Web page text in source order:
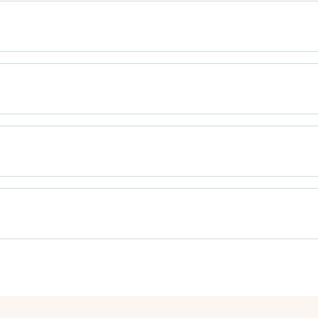
wypadaniu, pobudza krążenie krwi i stymuluje mieszki
Castor Oil, Propanediol, Glycerin, Lavandula
Root Extract, Cinnamomum Zeylanicum Bark Extract,
Lactic Acid, Pentylene Glycol, Cyclodextrin, Citric Acid,
Beta-Caryophyllene, Linalyl Acetate
krótki masaż. Dla najlepszego efektu stosuj codziennie. Po